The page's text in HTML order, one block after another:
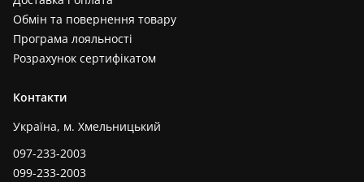
Обмін та повернення товару
Програма лояльності
Розрахунок сертифікатом
Контакти
Україна, м. Хмельницький
097-233-2003
099-233-2003